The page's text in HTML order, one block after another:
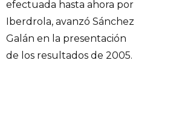
efectuada hasta ahora por
Iberdrola, avanzó Sánchez
Galán en la presentación
de los resultados de 2005.